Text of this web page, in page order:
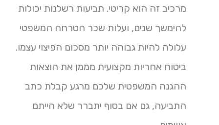
מרכיב זה הוא קריטי. תביעות רשלנות יכולות
להימשך שנים, ועלות שכר הטרחה המשפטי
עלולה להיות גבוהה יותר מסכום הפיצוי עצמו.
ביטוח אחריות מקצועית מממן את הוצאות
ההגנה המשפטית שלכם מרגע קבלת כתב
התביעה, גם אם בסוף יתברר שלא הייתם